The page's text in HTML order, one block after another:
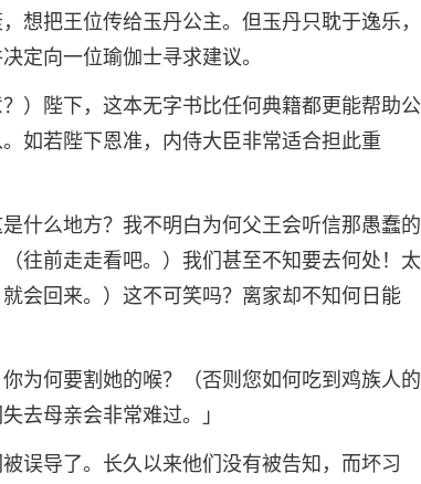
想把王位传给玉丹公主。但玉丹只耽于逸乐，
定向一位瑜伽士寻求建议。
）陛下，这本无字书比任何典籍都更能帮助公
如若陛下恩准，内侍大臣非常适合担此重
什么地方？我不明白为何父王会听信那愚蠢的
往前走走看吧。）我们甚至不知要去何处！太
会回来。）这不可笑吗？离家却不知何日能
为何要割她的喉？（否则您如何吃到鸡族人的
去母亲会非常难过。」
误导了。长久以来他们没有被告知，而坏习